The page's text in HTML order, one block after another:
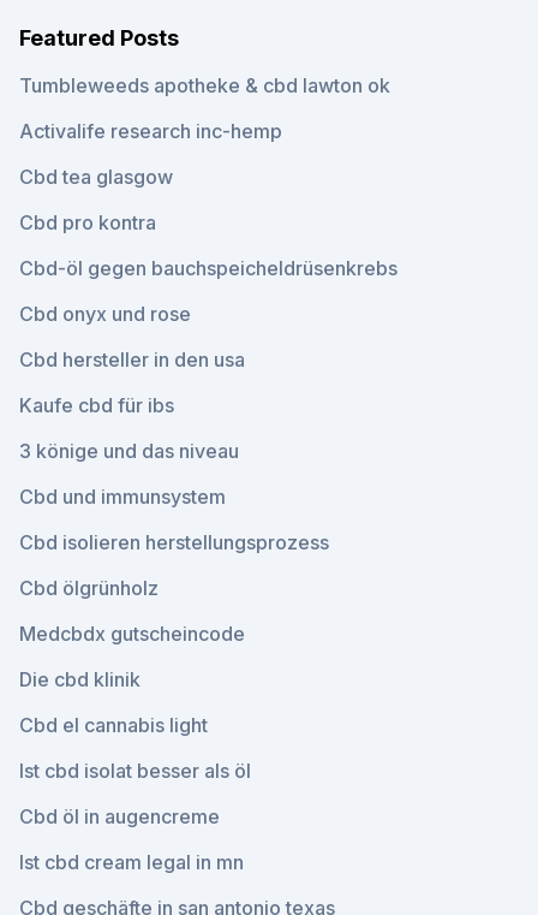
Featured Posts
Tumbleweeds apotheke & cbd lawton ok
Activalife research inc-hemp
Cbd tea glasgow
Cbd pro kontra
Cbd-öl gegen bauchspeicheldrüsenkrebs
Cbd onyx und rose
Cbd hersteller in den usa
Kaufe cbd für ibs
3 könige und das niveau
Cbd und immunsystem
Cbd isolieren herstellungsprozess
Cbd ölgrünholz
Medcbdx gutscheincode
Die cbd klinik
Cbd el cannabis light
Ist cbd isolat besser als öl
Cbd öl in augencreme
Ist cbd cream legal in mn
Cbd geschäfte in san antonio texas